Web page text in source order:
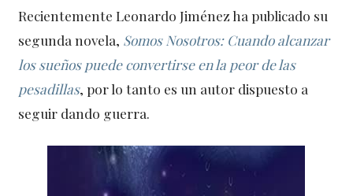
Recientemente Leonardo Jiménez ha publicado su
segunda novela, Somos Nosotros: Cuando alcanzar
los sueños puede convertirse en la peor de las
pesadillas, por lo tanto es un autor dispuesto a
seguir dando guerra.